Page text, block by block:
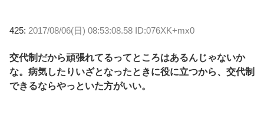
425: 2017/08/06(日) 08:53:08.58 ID:076XK+mx0
交代制だから頑張れてるってところはあるんじゃないか
な。病気したりいざとなったときに役に立つから、交代制
できるならやっといた方がいい。